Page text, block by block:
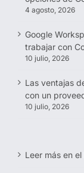
4 agosto, 2026
Google
trabajar con
10 julio, 2026
Las ventajas
con un
10 julio, 2026
Leer más en